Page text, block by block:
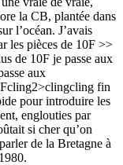
la CB, plantée dans
l’océan. J’avais
les pièces de 10F >>
de 10F je passe aux
aux
fin
pour introduire les
englouties par
si cher qu’on
de la Bretagne à